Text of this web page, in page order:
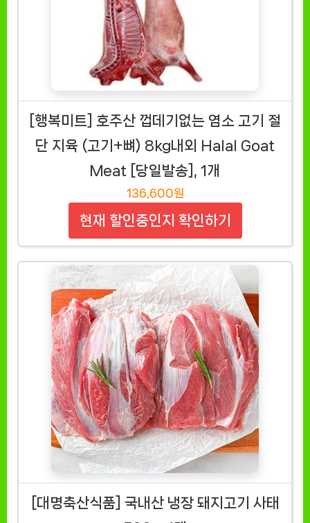
[행복미트] 호주산 껍데기없는 염소 고기 절
단 지육 (고기+뼈) 8kg내외 Halal Goat
Meat [당일발송], 1개
136,600원
현재 할인중인지 확인하기
[대명축산식품] 국내산 냉장 돼지고기 사태